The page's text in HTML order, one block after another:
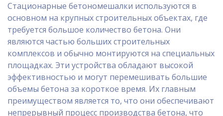
Стационарные бетономешалки используются в
основном на крупных строительных объектах, где
требуется большое количество бетона. Они
являются частью больших строительных
комплексов и обычно монтируются на специальных
площадках. Эти устройства обладают высокой
эффективностью и могут перемешивать большие
объемы бетона за короткое время. Их главным
преимуществом является то, что они обеспечивают
непрерывный процесс производства бетона, что